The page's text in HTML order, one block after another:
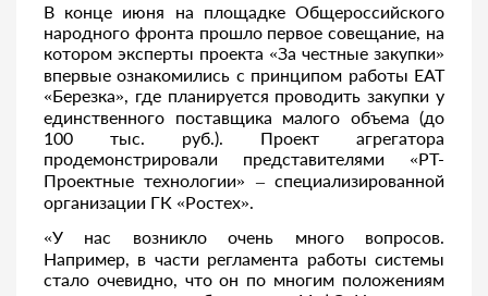
В конце июня на площадке Общероссийского
народного фронта прошло первое совещание, на
котором эксперты проекта «За честные закупки»
впервые ознакомились с принципом работы ЕАТ
«Березка», где планируется проводить закупки у
единственного поставщика малого объема (до
100 тыс. руб.). Проект агрегатора
продемонстрировали представителями «РТ-
Проектные технологии» – специализированной
организации ГК «Ростех».
«У нас возникло очень много вопросов.
Например, в части регламента работы системы
стало очевидно, что он по многим положениям